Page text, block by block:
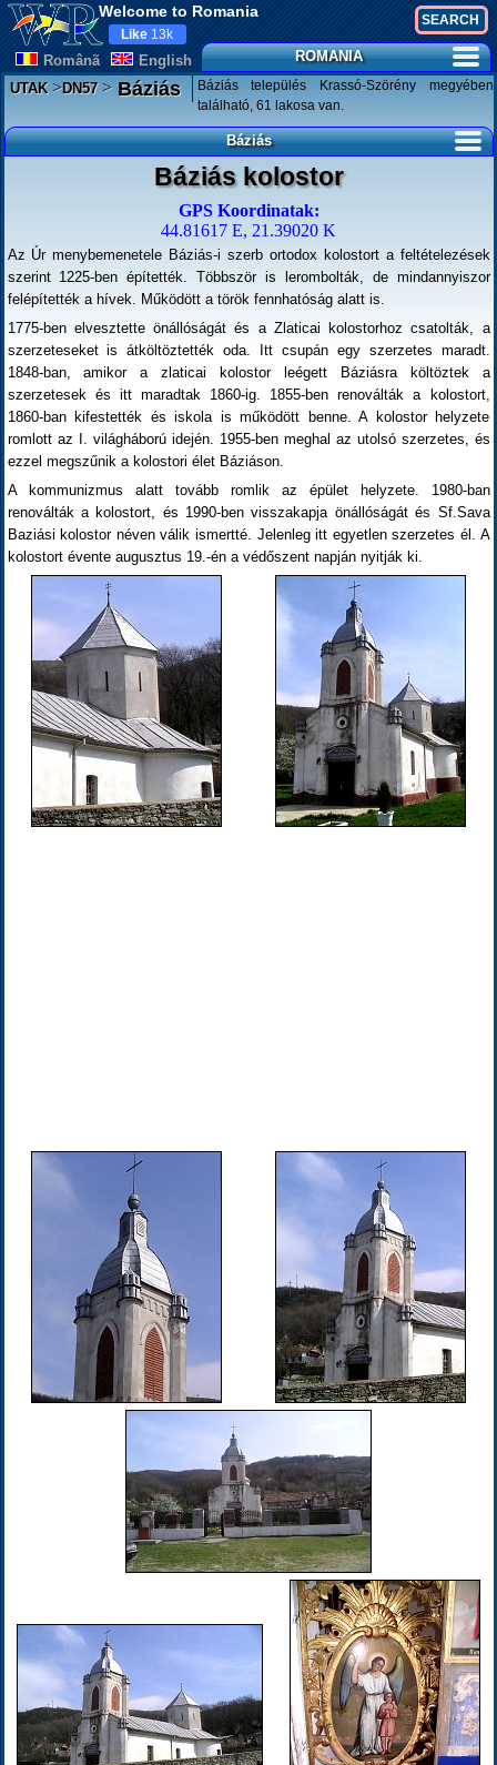
Welcome to Romania
Românã English
Like 13k
ROMANIA
UTAK>DN57>Báziás
Báziás település Krassó-Szörény megyében
található, 61 lakosa van.
Báziás
Báziás kolostor
GPS Koordinatak:
44.81617 E, 21.39020 K
Az Úr menybemenetele Báziás-i szerb ortodox kolostort a feltételezések
szerint 1225-ben építették. Többször is lerombolták, de mindannyiszor
felépítették a hívek. Működött a török fennhatóság alatt is.
1775-ben elvesztette önállóságát és a Zlaticai kolostorhoz csatolták, a
szerzeteseket is átköltöztették oda. Itt csupán egy szerzetes maradt.
1848-ban, amikor a zlaticai kolostor leégett Báziásra költöztek a
szerzetesek és itt maradtak 1860-ig. 1855-ben renoválták a kolostort,
1860-ban kifestették és iskola is működött benne. A kolostor helyzete
romlott az I. világháború idején. 1955-ben meghal az utolsó szerzetes, és
ezzel megszűnik a kolostori élet Báziáson.
A kommunizmus alatt tovább romlik az épület helyzete. 1980-ban
renoválták a kolostort, és 1990-ben visszakapja önállóságát és Sf.Sava
Baziási kolostor néven válik ismertté. Jelenleg itt egyetlen szerzetes él. A
kolostort évente augusztus 19.-én a védőszent napján nyitják ki.